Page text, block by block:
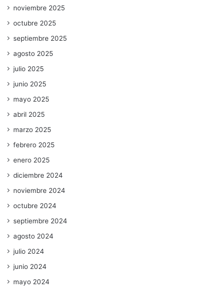
noviembre 2025
octubre 2025
septiembre 2025
agosto 2025
julio 2025
junio 2025
mayo 2025
abril 2025
marzo 2025
febrero 2025
enero 2025
diciembre 2024
noviembre 2024
octubre 2024
septiembre 2024
agosto 2024
julio 2024
junio 2024
mayo 2024